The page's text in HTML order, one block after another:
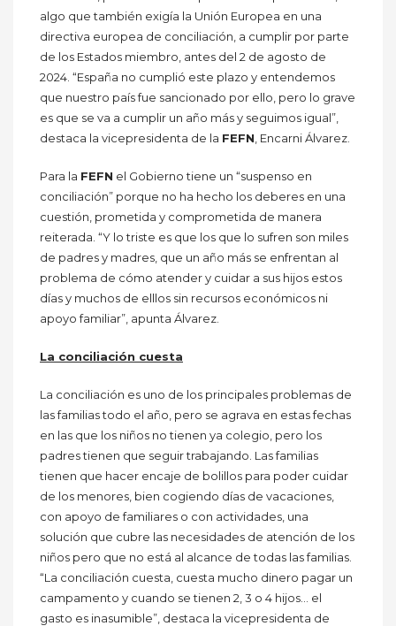
algo que también exigía la Unión Europea en una
directiva europea de conciliación, a cumplir por parte
de los Estados miembro, antes del 2 de agosto de
2024. “España no cumplió este plazo y entendemos
que nuestro país fue sancionado por ello, pero lo grave
es que se va a cumplir un año más y seguimos igual”,
destaca la vicepresidenta de la FEFN , Encarni Álvarez.
Para la FEFN el Gobierno tiene un “suspenso en
conciliación” porque no ha hecho los deberes en una
cuestión, prometida y comprometida de manera
reiterada. “Y lo triste es que los que lo sufren son miles
de padres y madres, que un año más se enfrentan al
problema de cómo atender y cuidar a sus hijos estos
días y muchos de elllos sin recursos económicos ni
apoyo familiar”, apunta Álvarez.
La conciliación cuesta
La conciliación es uno de los principales problemas de
las familias todo el año, pero se agrava en estas fechas
en las que los niños no tienen ya colegio, pero los
padres tienen que seguir trabajando. Las familias
tienen que hacer encaje de bolillos para poder cuidar
de los menores, bien cogiendo días de vacaciones,
con apoyo de familiares o con actividades, una
solución que cubre las necesidades de atención de los
niños pero que no está al alcance de todas las familias.
“La conciliación cuesta, cuesta mucho dinero pagar un
campamento y cuando se tienen 2, 3 o 4 hijos… el
gasto es inasumible”, destaca la vicepresidenta de